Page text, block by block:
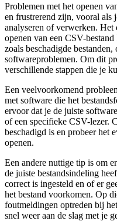
Problemen met het openen
en frustrerend zijn, vooral als
analyseren of verwerken.
openen van een CSV-
zoals beschadigde
softwareproblemen. Om dit
verschillende stappen die je
Een veelvoorkomend
met software die het
ervoor dat je de juiste
of een specifieke CSV-lezer.
beschadigd is en probeer het
openen.
Een andere nuttige tip is om
de juiste bestandsindeling
correct is ingesteld en of er
het bestand voorkomen. Op
foutmeldingen optreden bij
snel weer aan de slag met je